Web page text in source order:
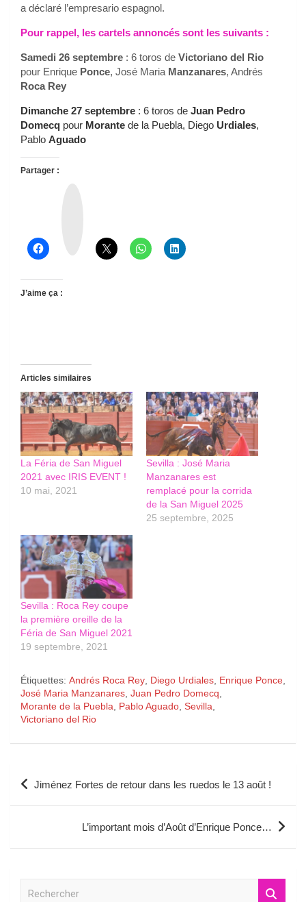
a déclaré l’empresario espagnol.
Pour rappel, les cartels annoncés sont les suivants :
Samedi 26 septembre : 6 toros de Victoriano del Rio
pour Enrique Ponce, José Maria Manzanares, Andrés
Roca Rey
Dimanche 27 septembre : 6 toros de Juan Pedro
Domecq pour Morante de la Puebla, Diego Urdiales,
Pablo Aguado
Partager :
J’aime ça :
Articles similaires
La Féria de San Miguel
2021 avec IRIS EVENT !
10 mai, 2021
Sevilla : José Maria
Manzanares est
remplacé pour la corrida
de la San Miguel 2025
25 septembre, 2025
Sevilla : Roca Rey coupe
la première oreille de la
Féria de San Miguel 2021
19 septembre, 2021
Étiquettes: Andrés Roca Rey, Diego Urdiales, Enrique Ponce,
José Maria Manzanares, Juan Pedro Domecq,
Morante de la Puebla, Pablo Aguado, Sevilla,
Victoriano del Rio
Navigation
Jiménez Fortes de retour dans les ruedos le 13 août !
L’important mois d’Août d’Enrique Ponce…